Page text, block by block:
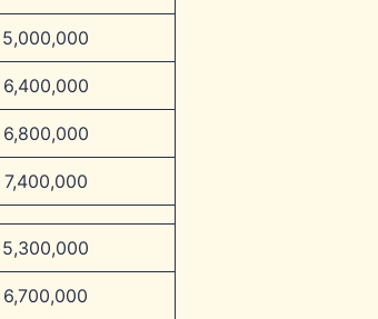
5,000,000
6,400,000
6,800,000
7,400,000
5,300,000
6,700,000